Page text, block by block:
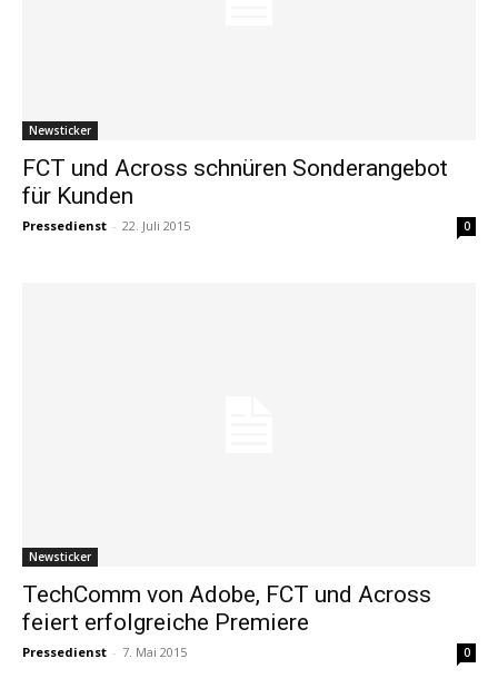
Newsticker
FCT und Across schnüren Sonderangebot
für Kunden
Pressedienst - 22. Juli 2015 0
Newsticker
TechComm von Adobe, FCT und Across
feiert erfolgreiche Premiere
Pressedienst - 7. Mai 2015 0